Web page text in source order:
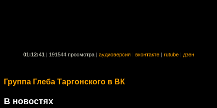
01:12:41 191544 просмотра аудиоверсия вконтакте rutube дзен
Группа Глеба Таргонского в ВК
В новостях